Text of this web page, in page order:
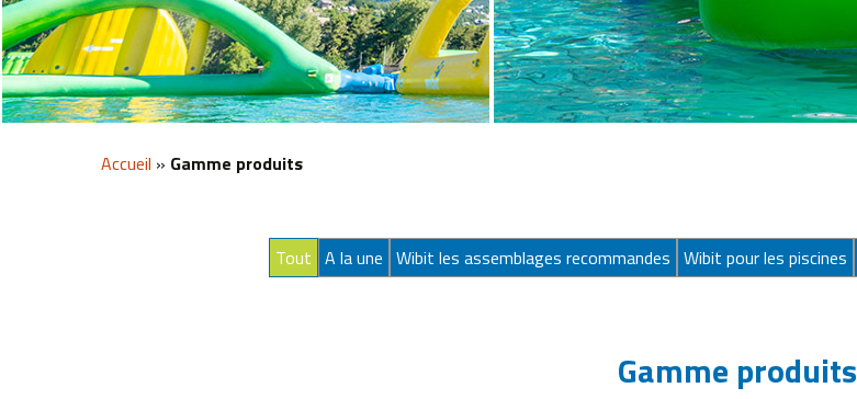
Accueil » Gamme produits
Tout A la une Wibit les assemblages recommandes Wibit pour les piscines
Gamme produits